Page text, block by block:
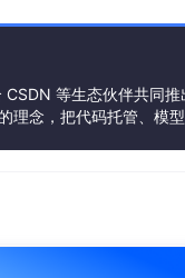
话"
，大型语言模型）
"
等生态伙伴共同
理念，把代码托管、模